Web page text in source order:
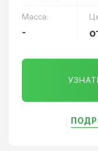
Масса:
-